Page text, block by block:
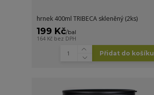
hrnek 400ml TRIBECA skleněný (2ks)
199 Kč/bal
164 Kč bez DPH
Přidat do košíku